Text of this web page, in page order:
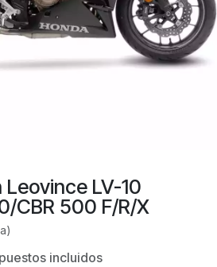
LV-10
CBR 500 F/R/X
incluidos